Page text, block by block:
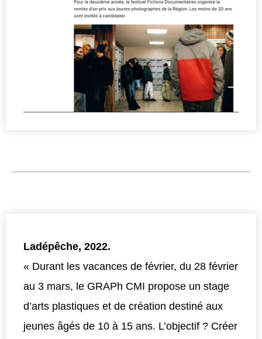
Ladépêche, 2022.
« Durant les vacances de février, du 28 février
au 3 mars, le GRAPh CMI propose un stage
d’arts plastiques et de création destiné aux
jeunes âgés de 10 à 15 ans. L’objectif ? Créer